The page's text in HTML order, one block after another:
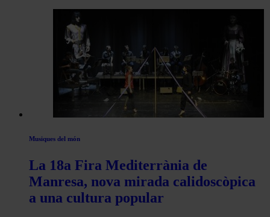
Musiques del món
La 18a Fira Mediterrània de
Manresa, nova mirada calidoscòpica
a una cultura popular